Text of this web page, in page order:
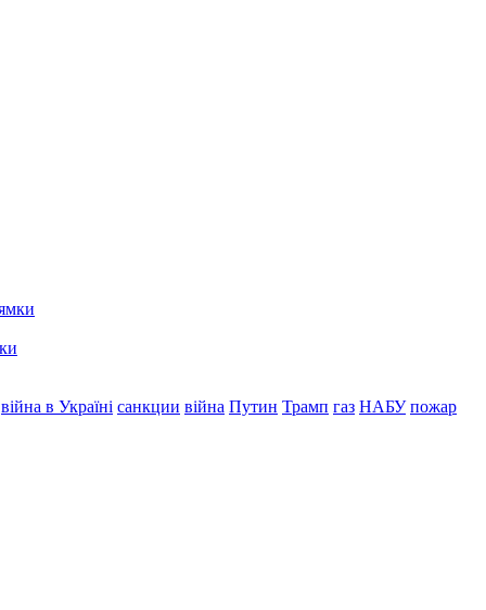
війна в Україні санкции війна Путин Трамп газ НАБУ пожар